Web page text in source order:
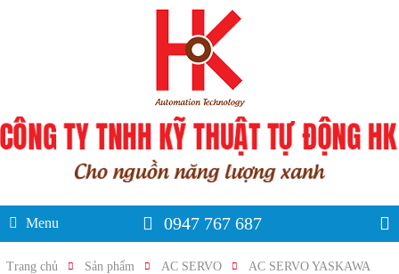
Menu 0947 767 687
Trang chủ Sản phẩm AC SERVO AC SERVO YASKAWA